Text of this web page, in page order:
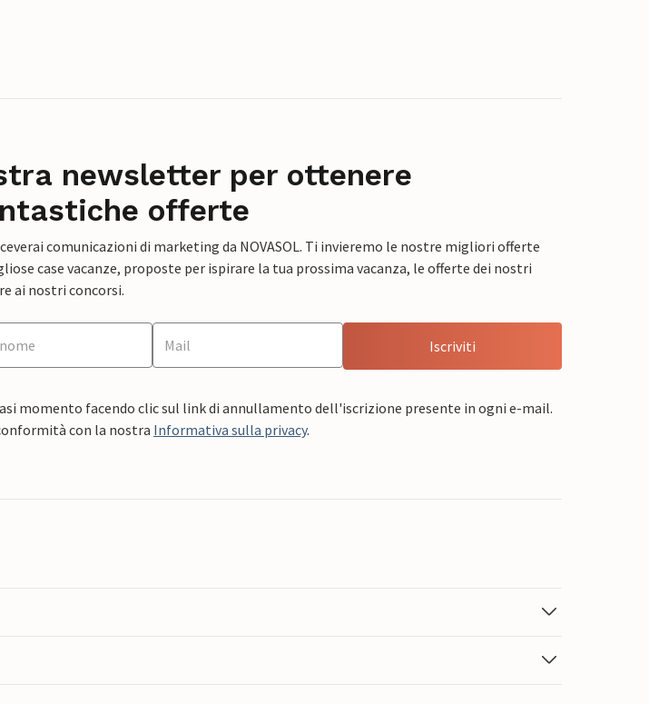
newsletter per ottenere
offerte
comunicazioni di marketing da NOVASOL. Ti invieremo le nostre migliori offerte
case vacanze, proposte per ispirare la tua prossima vacanza, le offerte dei nostri
ai nostri concorsi.
Iscriviti
momento facendo clic sul link di annullamento dell'iscrizione presente in ogni e-mail.
con la nostra Informativa sulla privacy.